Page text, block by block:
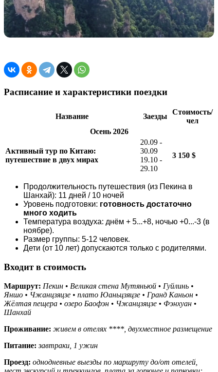
Расписание и характеристики поездки
Название Заезды
Стоимость/
чел
Осень 2026
Активный тур по Китаю:
путешествие в двух мирах
20.09 -
30.09
19.10 -
29.10
3 150 $
Продолжительность путешествия (из Пекина в
Шанхай): 11 дней / 10 ночей
Уровень подготовки: готовность достаточно
много ходить
Температура воздуха: днём + 5...+8, ночью +0...-3 (в
ноябре).
Размер группы: 5-12 человек.
Дети (от 10 лет) допускаются только с родителями.
Входит в стоимость
Маршрут: Пекин • Великая стена Мутяньюй • Гуйлинь •
Яншо • Чжанцзяцзе • плато Юаньцзяцзе • Гранд Каньон •
Жёлтая пещера • озеро Баофэн • Чжанцзяцзе • Фэнхуан •
Шанхай
Проживание: живем в отелях ****, двухместное размещение
Питание: завтраки, 1 ужин
Проезд: однодневные выезды по маршруту до/от отелей,